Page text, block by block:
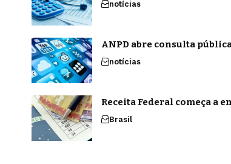
notícias
ANPD abre consulta
notícias
Receita Federal começa a
Brasil